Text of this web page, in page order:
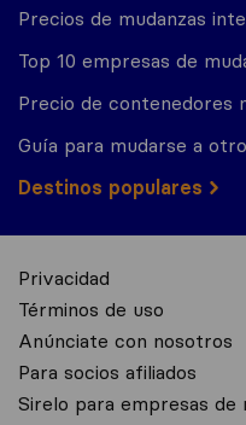
Precios de mudanzas
Top 10 empresas de
Precio de contenedores
Guía para mudarse a
Destinos populares
Privacidad
Términos de uso
Anúnciate con nosotros
Para socios afiliados
Sirelo para empresas de